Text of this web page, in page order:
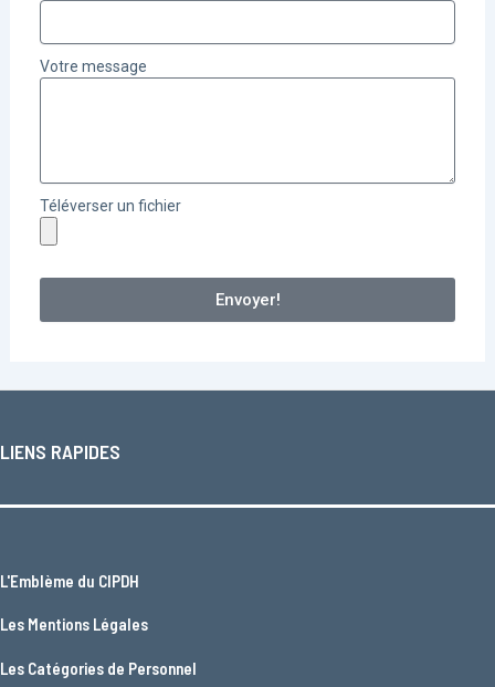
Votre message
Téléverser un fichier
Envoyer!
LIENS RAPIDES
L'Emblème du CIPDH
Les Mentions Légales
Les Catégories de Personnel